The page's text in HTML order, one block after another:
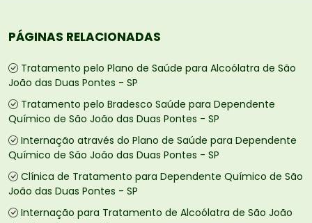
PÁGINAS RELACIONADAS
Tratamento pelo Plano de Saúde para Alcoólatra de São
João das Duas Pontes - SP
Tratamento pelo Bradesco Saúde para Dependente
Químico de São João das Duas Pontes - SP
Internação através do Plano de Saúde para Dependente
Químico de São João das Duas Pontes - SP
Clínica de Tratamento para Dependente Químico de São
João das Duas Pontes - SP
Internação para Tratamento de Alcoólatra de São João